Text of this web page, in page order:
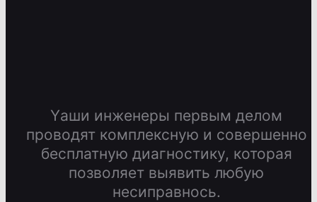
Yаши инженеры первым делом
проводят комплексную и совершенно
бесплатную диагностику, которая
позволяет выявить любую
несиправнось.